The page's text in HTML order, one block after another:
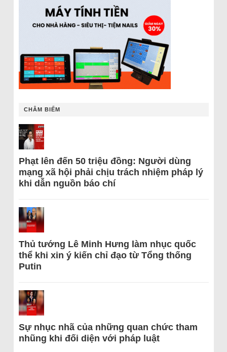
CHÂM BIẾM
Phạt lên đến 50 triệu đồng: Người dùng
mạng xã hội phải chịu trách nhiệm pháp lý
khi dẫn nguồn báo chí
Thủ tướng Lê Minh Hưng làm nhục quốc
thể khi xin ý kiến chỉ đạo từ Tổng thống
Putin
Sự nhục nhã của những quan chức tham
nhũng khi đối diện với pháp luật